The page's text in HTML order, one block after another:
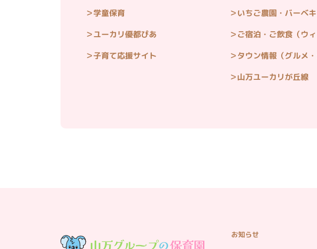
学童保育
ユーカリ優都ぴあ
子育て応援サイト
いちご農園・バーベ
ご宿泊・ご飲食（ウ
タウン情報（グルメ
山万ユーカリが丘線
お知らせ